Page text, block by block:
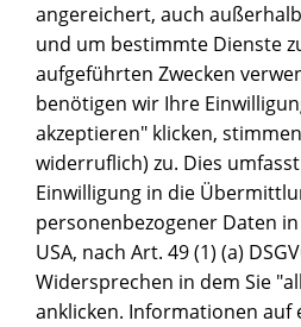
DRUCKKOPFREINIGUNG
angereichert, auch
und um bestimmte Dienste
aufgeführten Zwecken
benötigen wir Ihre
akzeptieren" klicken,
widerruflich) zu. Dies
Einwilligung in die
personenbezogener Daten
USA, nach Art. 49 (1) (a)
Widersprechen in dem Sie
anklicken. Informationen auf